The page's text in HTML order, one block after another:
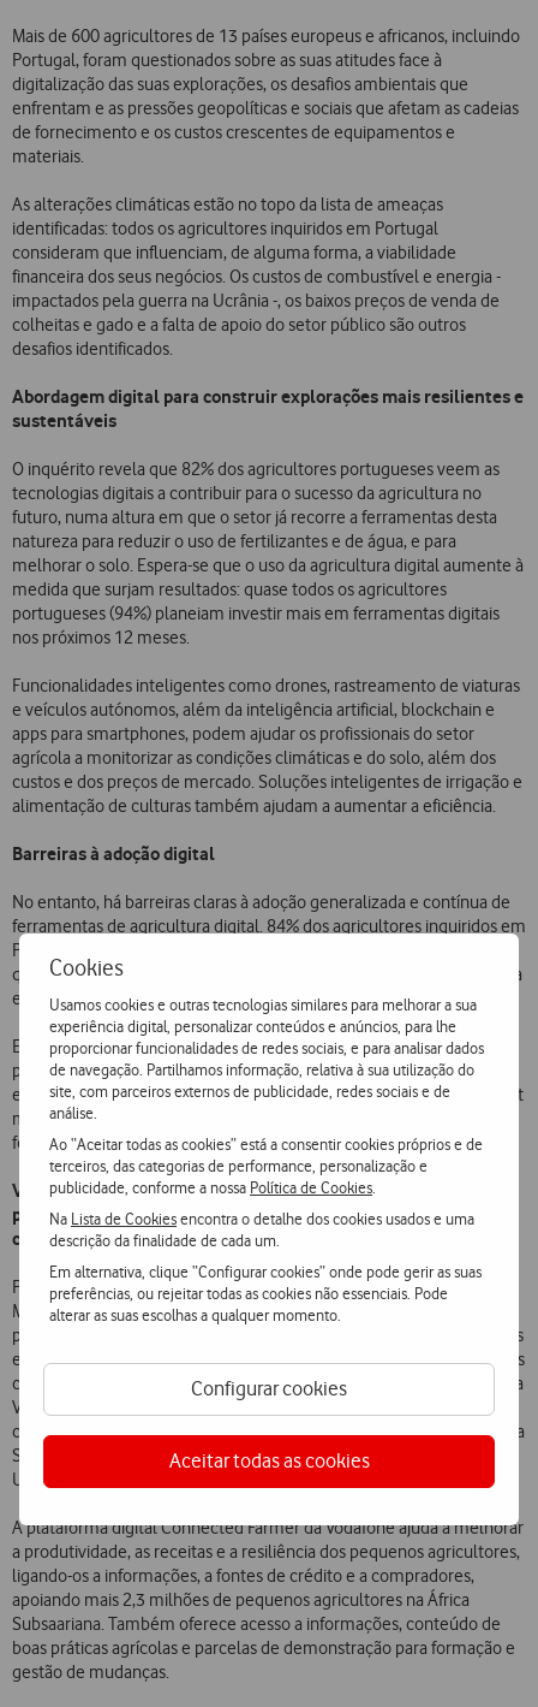
Cookies
Usamos cookies e outras tecnologias similares para melhorar a sua
experiência digital, personalizar conteúdos e anúncios, para lhe
proporcionar funcionalidades de redes sociais, e para analisar dados
de navegação. Partilhamos informação, relativa à sua utilização do
site, com parceiros externos de publicidade, redes sociais e de
análise.
Ao “Aceitar todas as cookies” está a consentir cookies próprios e de
terceiros, das categorias de performance, personalização e
publicidade, conforme a nossa Política de Cookies
Na Lista de Cookiesencontra o detalhe dos cookies usados e uma
descrição da finalidade de cada um.
Em alternativa, clique “Configurar cookies” onde pode gerir as suas
preferências, ou rejeitar todas as cookies não essenciais. Pode
alterar as suas escolhas a qualquer momento.
Configurar cookies
Aceitar todas as cookies
Mais de 600 agricultores de 13 países europeus e africanos, incluindo
Portugal, foram questionados sobre as suas atitudes face à
digitalização das suas explorações, os desafios ambientais que
enfrentam e as pressões geopolíticas e sociais que afetam as cadeias
de fornecimento e os custos crescentes de equipamentos e
materiais.
As alterações climáticas estão no topo da lista de ameaças
identificadas: todos os agricultores inquiridos em Portugal
consideram que influenciam, de alguma forma, a viabilidade
financeira dos seus negócios. Os custos de combustível e energia -
impactados pela guerra na Ucrânia -, os baixos preços de venda de
colheitas e gado e a falta de apoio do setor público são outros
desafios identificados.
Abordagem digital para construir explorações mais resilientes e
sustentáveis
O inquérito revela que 82% dos agricultores portugueses veem as
tecnologias digitais a contribuir para o sucesso da agricultura no
futuro, numa altura em que o setor já recorre a ferramentas desta
natureza para reduzir o uso de fertilizantes e de água, e para
melhorar o solo. Espera-se que o uso da agricultura digital aumente à
medida que surjam resultados: quase todos os agricultores
portugueses (94%) planeiam investir mais em ferramentas digitais
nos próximos 12 meses.
Funcionalidades inteligentes como drones, rastreamento de viaturas
e veículos autónomos, além da inteligência artificial, blockchain e
apps para smartphones, podem ajudar os profissionais do setor
agrícola a monitorizar as condições climáticas e do solo, além dos
custos e dos preços de mercado. Soluções inteligentes de irrigação e
alimentação de culturas também ajudam a aumentar a eficiência.
Barreiras à adoção digital
No entanto, há barreiras claras à adoção generalizada e contínua de
ferramentas de agricultura digital. 84% dos agricultores inquiridos em
Portugal ​​querem mais apoio governamental para ajudar a resolver
questões como o custo dos dispositivos e de outro hardware, barreira
específica identificada por um terço dos inquiridos.
E não se trata só de apoio financeiro: 46% dos agricultores
portugueses querem formação para uso de soluções digitais,
enquanto 42% consideram que melhorar a conectividade de internet
móvel poderia ser um incentivo governamental para usar mais
ferramentas digitais nas explorações agrícolas.
Vodafone apoia agricultores na Europa e em África através de
plataformas na cloud, mercados digitais e serviços de
consultoria
Para os agricultores, os dados estão no centro da revolução digital. A
MYFARMWEB, plataforma interativa da Vodafone baseada na cloud,
permite-lhes visualizar dados recolhidos por sensores de IoT nas suas
explorações, cobrindo atualmente mais de 8.500 operações agrícolas
comerciais de grande escala em todo o mundo. No início deste ano, a
Vodafone anunciou o lançamento de um piloto do MYFARMWEB em
cinco explorações europeias, juntando clientes na África do Sul, África
Subsaariana, Austrália, Nova Zelândia e na Costa Oeste dos Estados
Unidos.
A plataforma digital Connected Farmer da Vodafone ajuda a melhorar
a produtividade, as receitas e a resiliência dos pequenos agricultores,
ligando-os a informações, a fontes de crédito e a compradores,
apoiando mais 2,3 milhões de pequenos agricultores na África
Subsaariana. Também oferece acesso a informações, conteúdo de
boas práticas agrícolas e parcelas de demonstração para formação e
gestão de mudanças.